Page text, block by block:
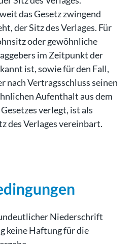
das Gesetz zwingend
der Sitz des Verlages. Für
oder gewöhnliche
im Zeitpunkt der
ist, sowie für den Fall,
nach Vertragsschluss seinen
Aufenthalt aus dem
verlegt, ist als
des Verlages vereinbart.
Niederschrift
keine Haftung für die